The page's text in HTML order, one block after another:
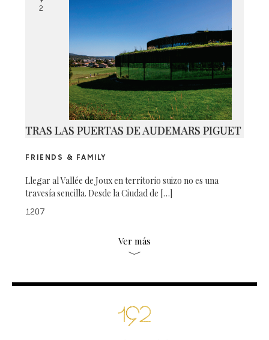
2
TRAS LAS PUERTAS DE AUDEMARS PIGUET
FRIENDS & FAMILY
Llegar al Vallée de Joux en territorio suizo no es una
travesía sencilla. Desde la Ciudad de […]
1207
Ver más